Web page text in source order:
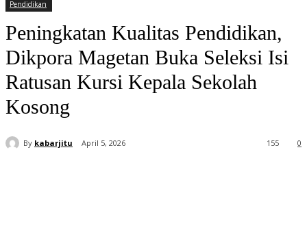
Pendidikan
Peningkatan Kualitas Pendidikan,
Dikpora Magetan Buka Seleksi Isi
Ratusan Kursi Kepala Sekolah
Kosong
By kabarjitu April 5, 2026 0
155